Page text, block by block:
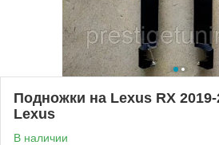
Подножки на Lexus RX
Lexus
В наличии